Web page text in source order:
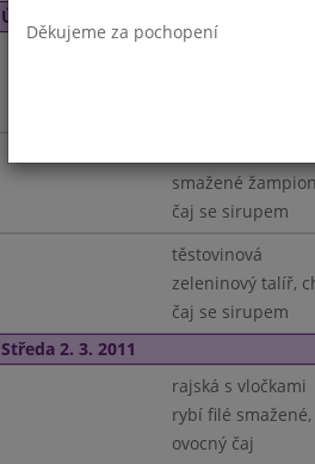
Úterý 1. 3. 2011
smažené
čaj se sirupem
těstovinová
zeleninový talíř,
čaj se sirupem
Středa 2. 3. 2011
rajská s vločkami
rybí filé
ovocný čaj
Děkujeme za pochopení